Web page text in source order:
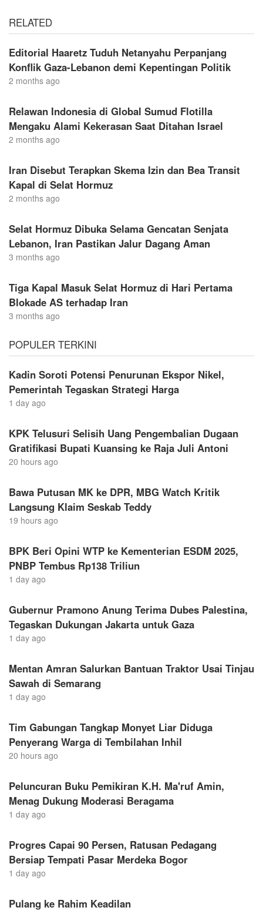
RELATED
Editorial Haaretz Tuduh Netanyahu Perpanjang
Konflik Gaza-Lebanon demi Kepentingan Politik
2 months ago
Relawan Indonesia di Global Sumud Flotilla
Mengaku Alami Kekerasan Saat Ditahan Israel
2 months ago
Iran Disebut Terapkan Skema Izin dan Bea Transit
Kapal di Selat Hormuz
2 months ago
Selat Hormuz Dibuka Selama Gencatan Senjata
Lebanon, Iran Pastikan Jalur Dagang Aman
3 months ago
Tiga Kapal Masuk Selat Hormuz di Hari Pertama
Blokade AS terhadap Iran
3 months ago
POPULER TERKINI
Kadin Soroti Potensi Penurunan Ekspor Nikel,
Pemerintah Tegaskan Strategi Harga
1 day ago
KPK Telusuri Selisih Uang Pengembalian Dugaan
Gratifikasi Bupati Kuansing ke Raja Juli Antoni
20 hours ago
Bawa Putusan MK ke DPR, MBG Watch Kritik
Langsung Klaim Seskab Teddy
19 hours ago
BPK Beri Opini WTP ke Kementerian ESDM 2025,
PNBP Tembus Rp138 Triliun
1 day ago
Gubernur Pramono Anung Terima Dubes Palestina,
Tegaskan Dukungan Jakarta untuk Gaza
1 day ago
Mentan Amran Salurkan Bantuan Traktor Usai Tinjau
Sawah di Semarang
1 day ago
Tim Gabungan Tangkap Monyet Liar Diduga
Penyerang Warga di Tembilahan Inhil
20 hours ago
Peluncuran Buku Pemikiran K.H. Ma'ruf Amin,
Menag Dukung Moderasi Beragama
1 day ago
Progres Capai 90 Persen, Ratusan Pedagang
Bersiap Tempati Pasar Merdeka Bogor
1 day ago
Pulang ke Rahim Keadilan